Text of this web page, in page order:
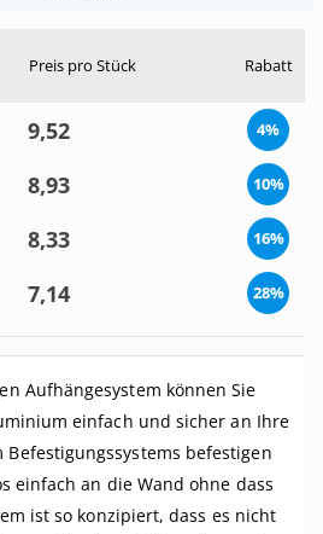
Preis pro Stück Rabatt
9,52 4%
8,93 10%
8,33 16%
7,14 28%
Aufhängesystem können Sie
einfach und sicher an Ihre
befestigen
einfach an die Wand ohne dass
ist so konzipiert, dass es nicht